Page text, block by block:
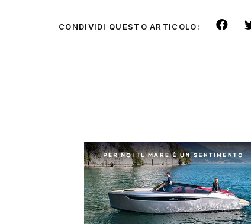
CONDIVIDI QUESTO ARTICOLO: